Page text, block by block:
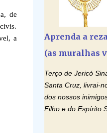
de
a
Aprenda a
(as muralhas
Terço de Jericó
Santa Cruz, livrai-
dos nossos
Filho e do Espírito